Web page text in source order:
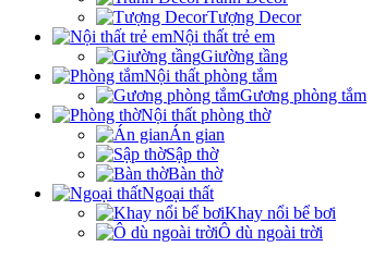
Tượng Decor
Nội thất trẻ em
Giường tầng
Nội thất phòng tắm
Gương phòng tắm
Nội thất phòng thờ
Án gian
Sập thờ
Bàn thờ
Ngoại thất
Khay nổi bể bơi
Ô dù ngoài trời